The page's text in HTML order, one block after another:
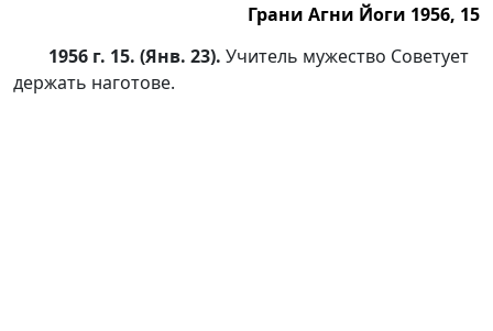
Грани Агни Йоги 1956, 15
1956 г. 15. (Янв. 23). Учитель мужество Советует
держать наготове.